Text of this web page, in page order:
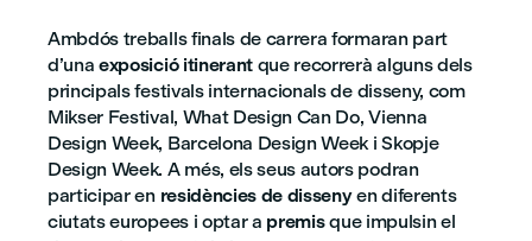
Ambdós treballs finals de carrera formaran part
d’unaexposició itinerant que recorrerà alguns dels
principals festivals internacionals de disseny, com
Mikser Festival, What Design Can Do, Vienna
Design Week, Barcelona Design Week i Skopje
Design Week. A més, els seus autors podran
participar en residències de dissenyen diferents
ciutats europees i optar a premisque impulsin el